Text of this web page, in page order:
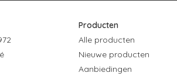
Producten
Alle producten
Nieuwe producten
Aanbiedingen